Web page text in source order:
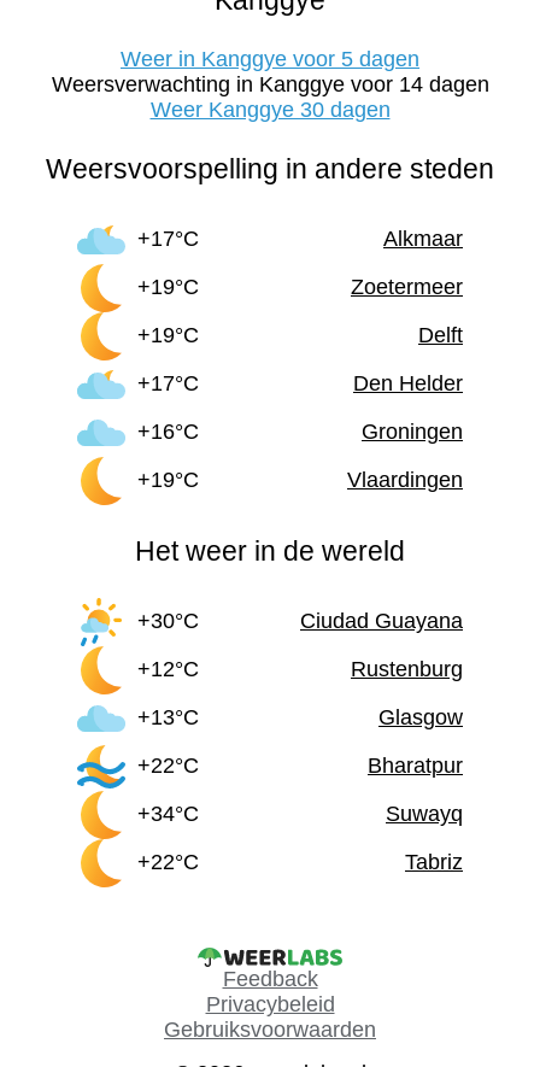
Weer in Kanggye voor 5 dagen
Weersverwachting in Kanggye voor 14 dagen
Weer Kanggye 30 dagen
Weersvoorspelling in andere steden
+17°C
Alkmaar
+19°C
Zoetermeer
+19°C
Delft
+17°C
Den Helder
+16°C
Groningen
+19°C
Vlaardingen
Het weer in de wereld
+30°C
Ciudad Guayana
+12°C
Rustenburg
+13°C
Glasgow
+22°C
Bharatpur
+34°C
Suwayq
+22°C
Tabriz
Feedback
Privacybeleid
Gebruiksvoorwaarden